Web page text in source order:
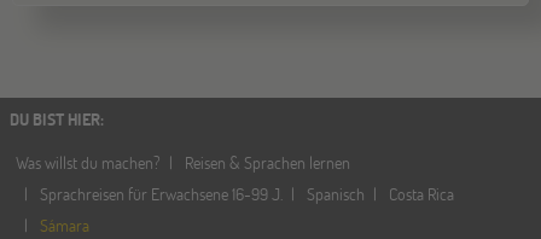
DU BIST HIER:
Was willst du machen?
Reisen & Sprachen lernen
Sprachreisen für Erwachsene 16-99 J.
Spanisch
Costa Rica
Sámara